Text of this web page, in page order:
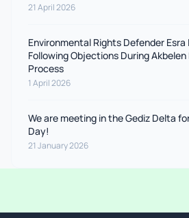
21 April 2026
Environmental Rights Defender Esra
Following Objections During
Process
1 April 2026
We are meeting in the Gediz Delta
Day!
21 January 2026